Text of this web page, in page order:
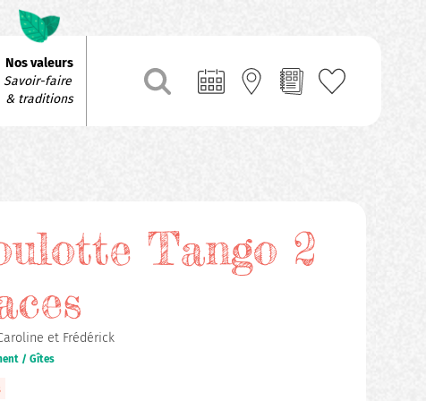
Nos valeurs
Savoir-faire
& traditions
Tango 2
et Frédérick
/ Gîtes